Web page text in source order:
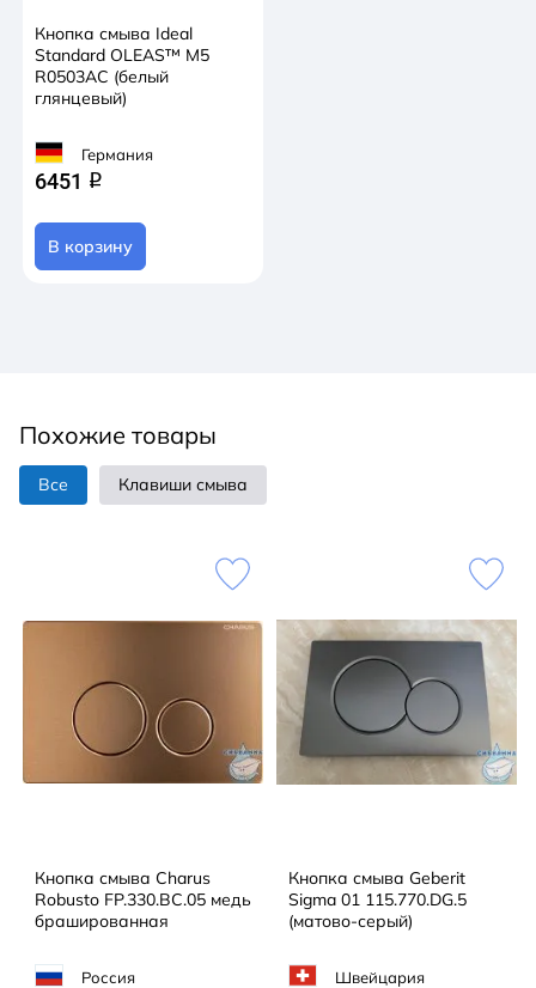
Кнопка смыва Ideal
Standard OLEAS™ M5
R0503AC (белый
глянцевый)
Германия
6451 q
В корзину
Похожие товары
Все Клавиши смыва
Кнопка смыва Charus
Robusto FP.330.BC.05 медь
брашированная
Россия
Кнопка смыва Geberit
Sigma 01 115.770.DG.5
(матово-серый)
Швейцария